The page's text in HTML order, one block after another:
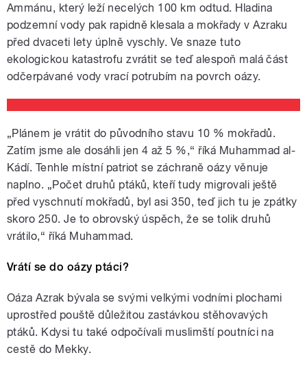
Ammánu, který leží necelých 100 km odtud. Hladina
podzemní vody pak rapidně klesala a mokřady v Azraku
před dvaceti lety úplně vyschly. Ve snaze tuto
ekologickou katastrofu zvrátit se teď alespoň malá část
odčerpávané vody vrací potrubím na povrch oázy.
„Plánem je vrátit do původního stavu 10 % mokřadů.
Zatím jsme ale dosáhli jen 4 až 5 %,“ říká Muhammad al-
Kádí. Tenhle místní patriot se záchraně oázy věnuje
naplno. „Počet druhů ptáků, kteří tudy migrovali ještě
před vyschnutí mokřadů, byl asi 350, teď jich tu je zpátky
skoro 250. Je to obrovský úspěch, že se tolik druhů
vrátilo,“ říká Muhammad.
Vrátí se do oázy ptáci?
Oáza Azrak bývala se svými velkými vodními plochami
uprostřed pouště důležitou zastávkou stěhovavých
ptáků. Kdysi tu také odpočívali muslimští poutníci na
cestě do Mekky.